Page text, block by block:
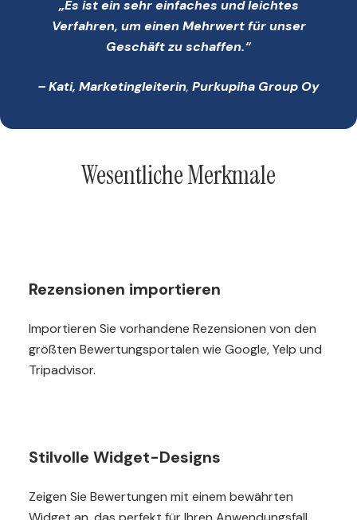
„Es ist ein sehr einfaches und leichtes
Verfahren, um einen Mehrwert für unser
Geschäft zu schaffen.“
– Kati, Marketingleiterin, Purkupiha Group Oy
Wesentliche Merkmale
Rezensionen importieren
Importieren Sie vorhandene Rezensionen von den
größten Bewertungsportalen wie Google, Yelp und
Tripadvisor.
Stilvolle Widget-Designs
Zeigen Sie Bewertungen mit einem bewährten